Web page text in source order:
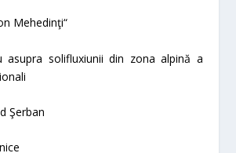
Mehedinţi“
asupra solifluxiunii din zona alpină a
Şerban